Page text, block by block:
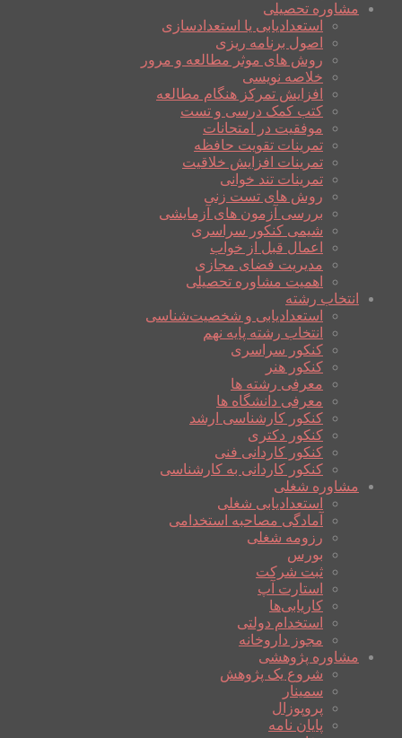
مشاوره تحصیلی
استعدادیابی یا استعدادسازی
اصول برنامه ریزی
روش های موثر مطالعه و مرور
خلاصه نویسی
افزایش تمرکز هنگام مطالعه
کتب کمک درسی و تست
موفقیت در امتحانات
تمرینات تقویت حافظه
تمرینات افزایش خلاقیت
تمرینات تند خوانی
روش های تست زنی
بررسی آزمون های آزمایشی
شیمی کنکور سراسری
اعمال قبل از خواب
مدیریت فضای مجازی
اهمیت مشاوره تحصیلی
انتخاب رشته
استعدادیابی و شخصیت‌شناسی
انتخاب رشته پایه نهم
کنکور سراسری
کنکور هنر
معرفی رشته ها
معرفی دانشگاه ها
کنکور کارشناسی ارشد
کنکور دکتری
کنکور کاردانی فنی
کنکور کاردانی به کارشناسی
مشاوره شغلی
استعدادیابی شغلی
آمادگی مصاحبه استخدامی
رزومه شغلی
بورس
ثبت شرکت
استارت آپ
کاریابی‌ها
استخدام دولتی
مجوز داروخانه
مشاوره پژوهشی
شروع یک پژوهش
سمینار
پروپوزال
پایان نامه